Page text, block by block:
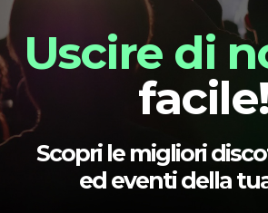
Uscire di
facile!
Scopri le migliori
ed eventi della